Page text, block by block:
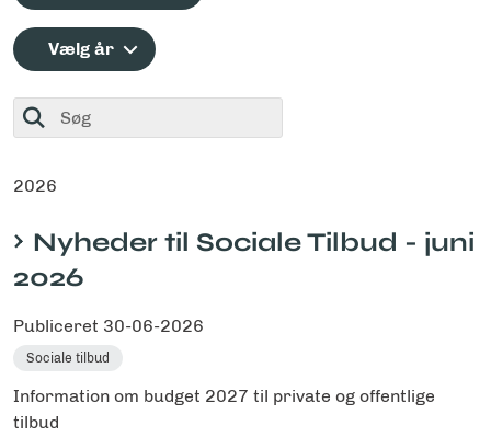
Vælg år
2026
Nyheder til Sociale Tilbud - juni
2026
Publiceret 30-06-2026
Sociale tilbud
Information om budget 2027 til private og offentlige
tilbud